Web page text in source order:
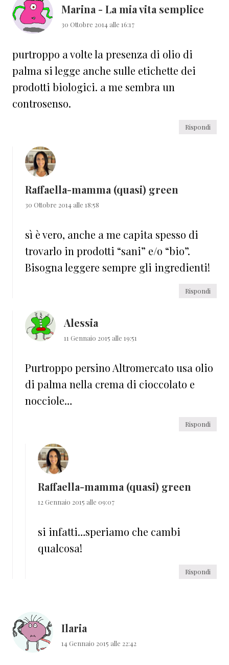
Marina - La mia vita semplice
30 Ottobre 2014 alle 16:17
purtroppo a volte la presenza di olio di
palma si legge anche sulle etichette dei
prodotti biologici. a me sembra un
controsenso.
Rispondi
Raffaella-mamma (quasi) green
30 Ottobre 2014 alle 18:58
sì è vero, anche a me capita spesso di
trovarlo in prodotti “sani” e/o “bio”.
Bisogna leggere sempre gli ingredienti!
Rispondi
Alessia
11 Gennaio 2015 alle 19:51
Purtroppo persino Altromercato usa olio
di palma nella crema di cioccolato e
nocciole…
Rispondi
Raffaella-mamma (quasi) green
12 Gennaio 2015 alle 09:07
si infatti…speriamo che cambi
qualcosa!
Rispondi
Ilaria
14 Gennaio 2015 alle 22:42